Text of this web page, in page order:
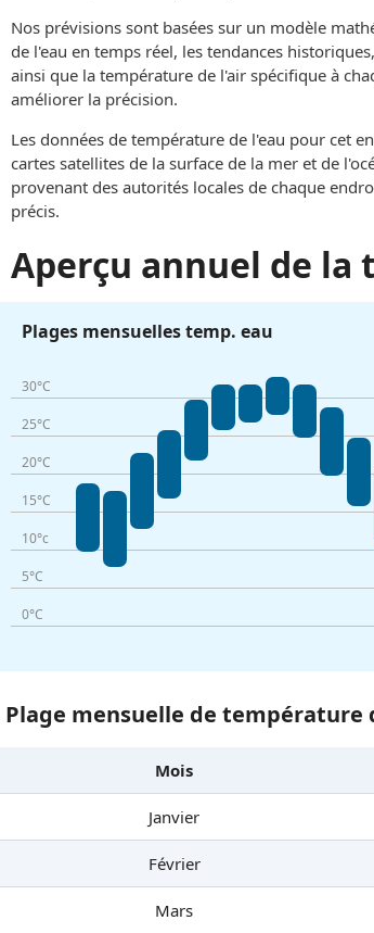
Nos prévisions sont basées sur un modèle
de l'eau en temps réel, les tendances
ainsi que la température de l'air spécifique à
améliorer la précision.
Les données de température de l'eau pour cet
cartes satellites de la surface de la mer et de
provenant des autorités locales de chaque
précis.
Aperçu annuel de la
Plages mensuelles temp. eau
30°C
25°C
20°C
15°C
10°c
5°C
0°C
Plage mensuelle de température
Mois
Janvier
Février
Mars